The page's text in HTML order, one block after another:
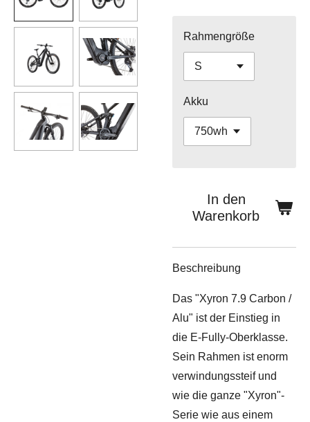
Rahmengröße
Akku
In den
Warenkorb
Beschreibung
Das "Xyron 7.9 Carbon /
Alu" ist der Einstieg in
die E-Fully-Oberklasse.
Sein Rahmen ist enorm
verwindungssteif und
wie die ganze "Xyron"-
Serie wie aus einem